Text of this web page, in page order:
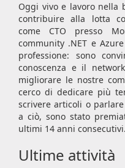
Oggi vivo e lavoro nella
contribuire alla lotta
come CTO presso
community .NET e
professione: sono
conoscenza e il
migliorare le nostre
cerco di dedicare più
scrivere articoli o
a ciò, sono stato
ultimi 14 anni consecutivi.
Ultime attività